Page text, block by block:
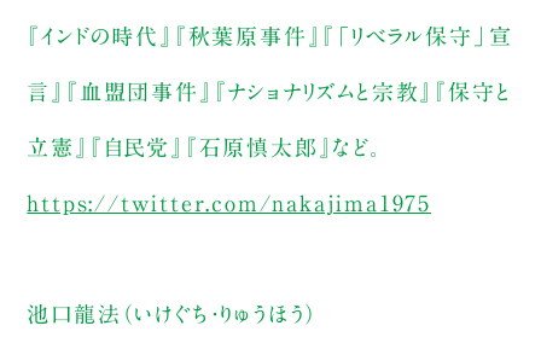
『インドの時代』『秋葉原事件』『「リベラル保守」宣
言』『血盟団事件』『ナショナリズムと宗教』『保守と
立憲』『自民党』『石原慎太郎』など。
https://twitter.com/nakajima1975
池口龍法（いけぐち・りゅうほう）